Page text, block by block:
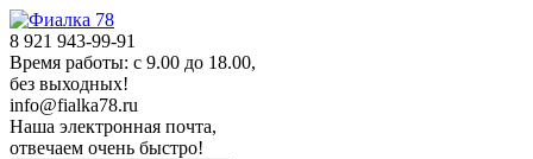
8 921 943-99-91
Время работы: с 9.00 до 18.00,
без выходных!
info@fialka78.ru
Наша электронная почта,
отвечаем очень быстро!